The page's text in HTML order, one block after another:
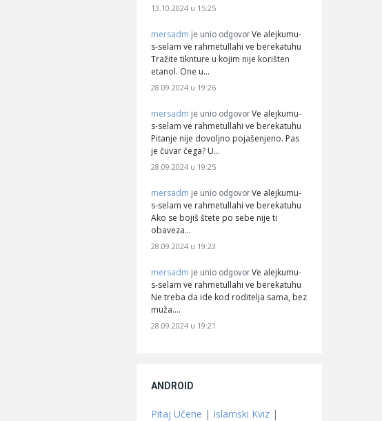
13.10.2024 u 15:25
mersadm je unio odgovor Ve alejkumu-
s-selam ve rahmetullahi ve berekatuhu
Tražite tiknture u kojim nije korišten
etanol. One u…
28.09.2024 u 19:26
mersadm je unio odgovor Ve alejkumu-
s-selam ve rahmetullahi ve berekatuhu
Pitanje nije dovoljno pojašenjeno. Pas
je čuvar čega? U…
28.09.2024 u 19:25
mersadm je unio odgovor Ve alejkumu-
s-selam ve rahmetullahi ve berekatuhu
Ako se bojiš štete po sebe nije ti
obaveza…
28.09.2024 u 19:23
mersadm je unio odgovor Ve alejkumu-
s-selam ve rahmetullahi ve berekatuhu
Ne treba da ide kod roditelja sama, bez
muža.…
28.09.2024 u 19:21
ANDROID
Pitaj Učene | Islamski Kviz |